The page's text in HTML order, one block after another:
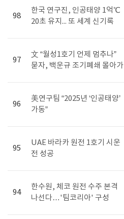
98
한국 연구진, 인공태양 1억℃
20초 유지... 또 세계 신기록
97
文 “월성1호기 언제 멈추나”
묻자, 백운규 조기폐쇄 몰아가
96
美연구팀 “2025년 ‘인공태양’
가동”
95
UAE 바라카 원전 1호기 시운
전 성공
94
한수원, 체코 원전 수주 본격
나선다…'팀코리아' 구성